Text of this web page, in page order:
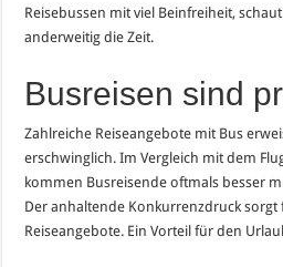
Reisebussen mit viel Beinfreiheit,
anderweitig die Zeit.
Busreisen sind
Zahlreiche Reiseangebote mit Bus
erschwinglich. Im Vergleich mit dem
kommen Busreisende oftmals besser
Der anhaltende Konkurrenzdruck sorgt
Reiseangebote. Ein Vorteil für den